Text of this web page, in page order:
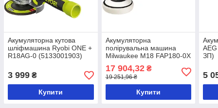
Акумуляторна кутова
шліфмашина Ryobi ONE +
R18AG-0 (5133001903)
3 999 ₴
Купити
Акумуляторна
полірувальна машина
Milwaukee M18 FAP180-0X
без АКБ і ЗУ (4933451552)
17 904,32₴
19 251,96 ₴
Купити
ЗП)
5